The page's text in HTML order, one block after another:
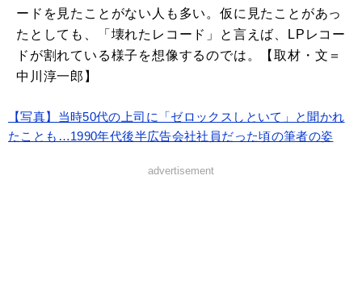
ードを見たことがない人も多い。仮に見たことがあっ
たとしても、「壊れたレコード」と言えば、LPレコー
ドが割れている様子を想像するのでは。【取材・文＝
中川淳一郎】
【写真】当時50代の上司に「ゼロックスしといて」と聞かれ
たことも…1990年代後半広告会社社員だった頃の筆者の姿
advertisement